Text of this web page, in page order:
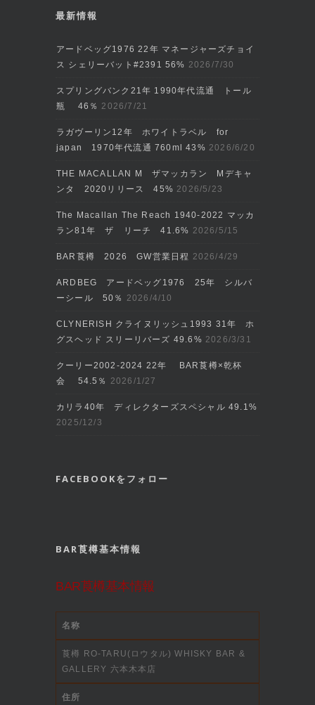
最新情報
アードベッグ1976 22年 マネージャーズチョイ
ス シェリーバット#2391 56% 2026/7/30
スプリングバンク21年 1990年代流通 トール
瓶 46％ 2026/7/21
ラガヴーリン12年 ホワイトラベル for
japan 1970年代流通 760ml 43% 2026/6/20
THE MACALLAN M ザマッカラン Mデキャ
ンタ 2020リリース 45% 2026/5/23
The Macallan The Reach 1940-2022 マッカ
ラン81年 ザ リーチ 41.6% 2026/5/15
BAR莨樽 2026 GW営業日程 2026/4/29
ARDBEG アードベッグ1976 25年 シルバ
ーシール 50％
2026/4/10
CLYNERISH クライヌリッシュ1993 31年 ホ
グスヘッド スリーリバーズ 49.6% 2026/3/31
クーリー2002‐2024 22年 BAR莨樽×乾杯
会 54.5％
2026/1/27
カリラ40年 ディレクターズスペシャル 49.1%
2025/12/3
FACEBOOKをフォロー
BAR莨樽基本情報
BAR莨樽基本情報
名称
莨樽 RO-TARU(ロウタル) WHISKY BAR &
GALLERY 六本木本店
住所